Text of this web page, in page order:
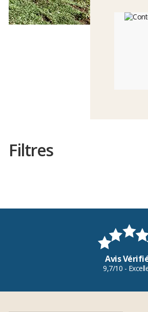
Filtres
Avis
9,7/10 -